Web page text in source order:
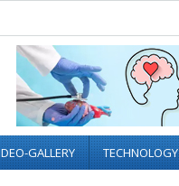
GALLERY TECHNOLOGY